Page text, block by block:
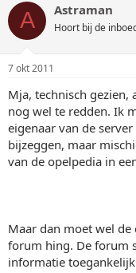
A Astraman
Hoort bij de
7 okt 2011
Mja, technisch gezien,
nog wel te redden. Ik
eigenaar van de
bijzeggen, maar
van de opelpedia in
Maar dan moet wel
forum hing. De forum
informatie